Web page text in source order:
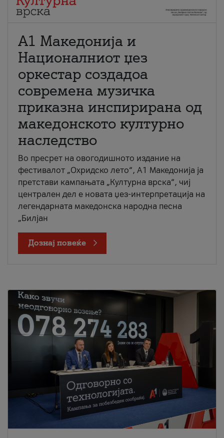
А1 Македонија и
Националниот џез
оркестар создадоа
современа музичка
приказна инспирирана од
македонското културно
наследство
Во пресрет на овогодишното издание на
фестивалот „Охридско лето“, А1 Македонија ја
претстави кампањата „Културна врска“, чиј
централен дел е новата џез-интерпретација на
легендарната македонска народна песна
„Билјан
Дознај повеќе